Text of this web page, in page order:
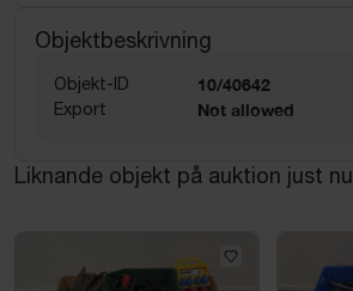
Objektbeskrivning
Objekt-ID 10/40642
Export Not allowed
Liknande objekt på auktion just nu